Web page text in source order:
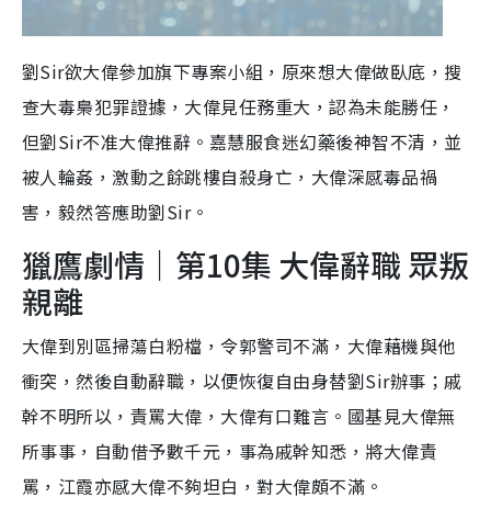
劉Sir欲大偉參加旗下專案小組，原來想大偉做臥底，搜
查大毒梟犯罪證據，大偉見任務重大，認為未能勝任，
但劉Sir不准大偉推辭。嘉慧服食迷幻藥後神智不清，並
被人輪姦，激動之餘跳樓自殺身亡，大偉深感毒品禍
害，毅然答應助劉Sir。
獵鷹劇情｜第10集 大偉辭職 眾叛
親離
大偉到別區掃蕩白粉檔，令郭警司不滿，大偉藉機與他
衝突，然後自動辭職，以便恢復自由身替劉Sir辦事；戚
幹不明所以，責罵大偉，大偉有口難言。國基見大偉無
所事事，自動借予數千元，事為戚幹知悉，將大偉責
罵，江霞亦感大偉不夠坦白，對大偉頗不滿。